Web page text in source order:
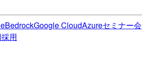
BedrockGoogle CloudAzureセミナー会
採用